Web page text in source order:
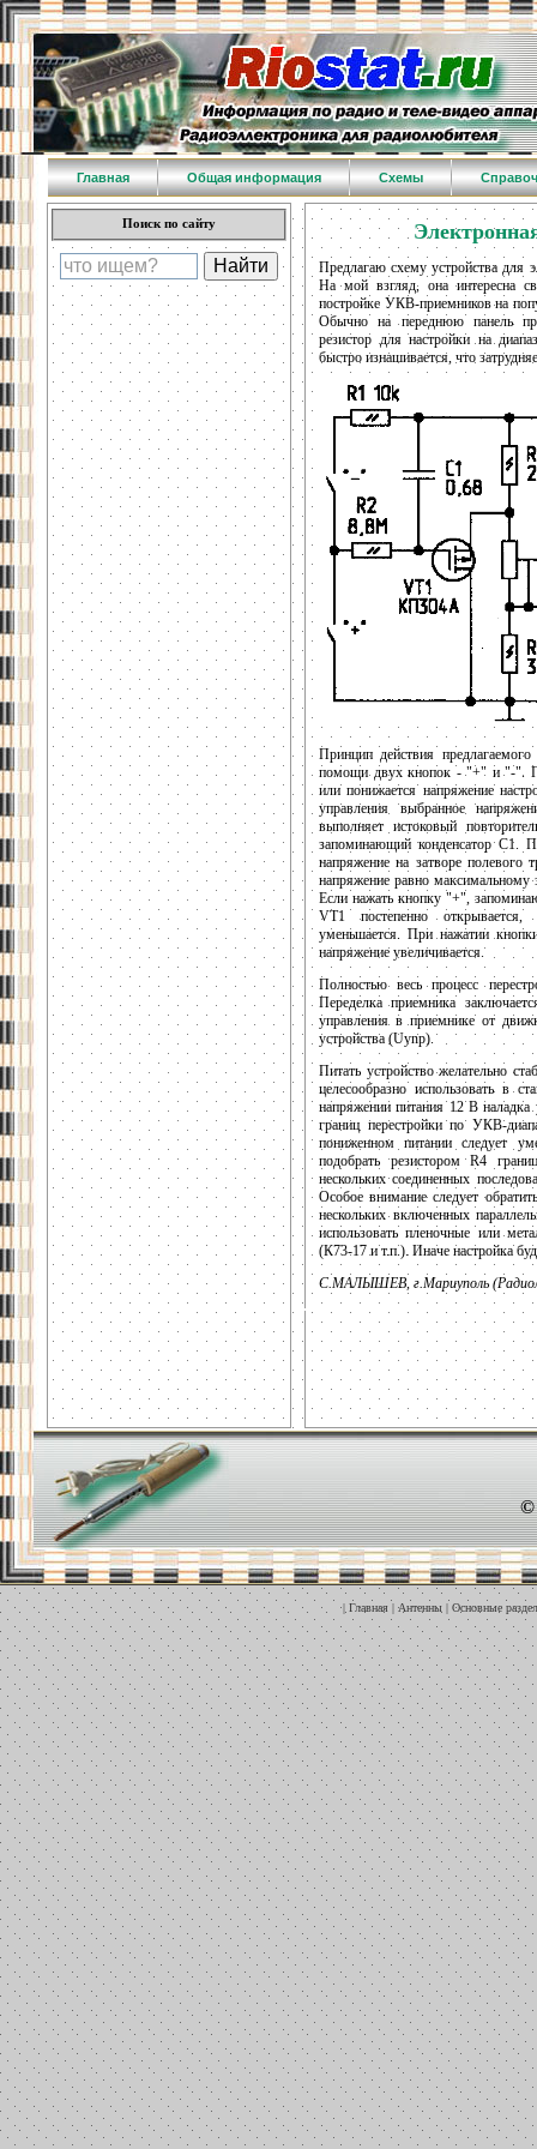
Главная Общая информация Схемы
Поиск по сайту
Предлагаю схему устройства для
На мой взгляд, она интересна
постройке УКВ-приемников на
Обычно на переднюю панель
резистор для настройки на
быстро изнашивается, что
Принцип действия
помощи двух кнопок - "+" и "-".
или понижается напряжение
управления выбранное
выполняет истоковый
запоминающий конденсатор С1.
напряжение на затворе полевого
напряжение равно максимальному
Если нажать кнопку "+",
VT1 постепенно
уменьшается. При нажатии
напряжение увеличивается.
Полностью весь процесс
Переделка приемника
управления в приемнике от
устройства (Uynp).
Питать устройство желательно
целесообразно использовать в
напряжении питания 12 В наладка
границ перестройки по УКВ-
пониженном питании следует
подобрать резистором R4
нескольких соединенных
Особое внимание следует
нескольких включенных
использовать пленочные или
(К73-17 и т.п.). Иначе настройка
С.МАЛЫШЕВ, г.Мариуполь
| Главная | Антенны | Основные